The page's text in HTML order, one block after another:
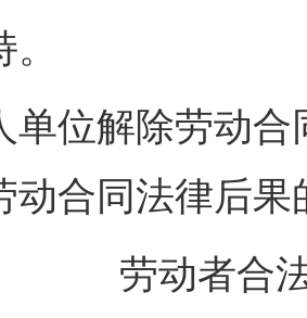
解除劳动合
动合同法律后
劳动者合